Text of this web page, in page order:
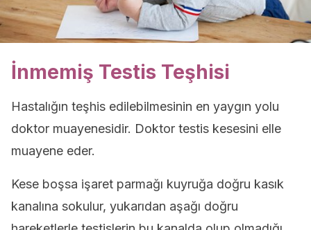
İnmemiş Testis Teşhisi
Hastalığın teşhis edilebilmesinin en yaygın yolu
doktor muayenesidir. Doktor testis kesesini elle
muayene eder.
Kese boşsa işaret parmağı kuyruğa doğru kasık
kanalına sokulur, yukarıdan aşağı doğru